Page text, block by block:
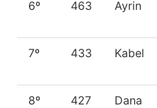
6º 463 Ayrin
7º 433 Kabel
8º 427 Dana